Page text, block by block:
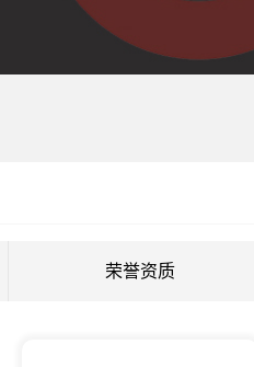
荣誉资质